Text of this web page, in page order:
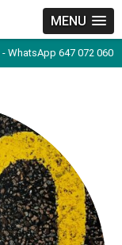
MENU
- WhatsApp 647 072 060